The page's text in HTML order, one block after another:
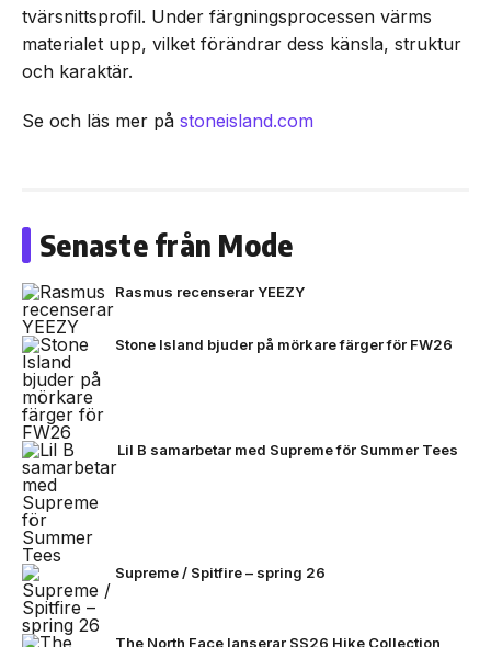
tvärsnittsprofil. Under färgningsprocessen värms
materialet upp, vilket förändrar dess känsla, struktur
och karaktär.
Se och läs mer på stoneisland.com
Senaste från Mode
Rasmus recenserar YEEZY
Stone Island bjuder på mörkare färger för FW26
Lil B samarbetar med Supreme för Summer Tees
Supreme / Spitfire – spring 26
The North Face lanserar SS26 Hike Collection